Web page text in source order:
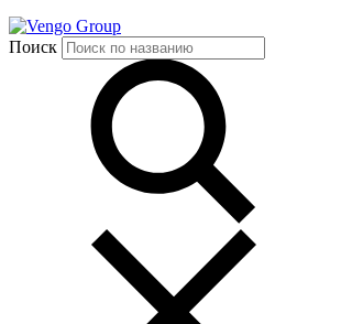
Group
Поиск